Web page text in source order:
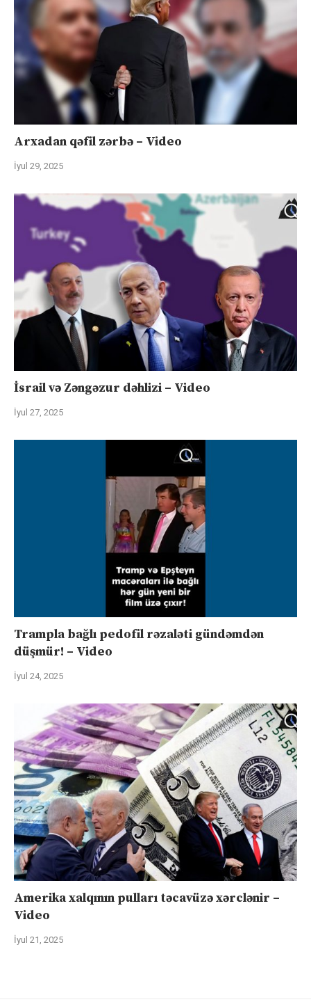
Arxadan qəfil zərbə – Video
İyul 29, 2025
İsrail və Zəngəzur dəhlizi – Video
İyul 27, 2025
Trampla bağlı pedofil rəzaləti gündəmdən
düşmür! – Video
İyul 24, 2025
Amerika xalqının pulları təcavüzə xərclənir –
Video
İyul 21, 2025